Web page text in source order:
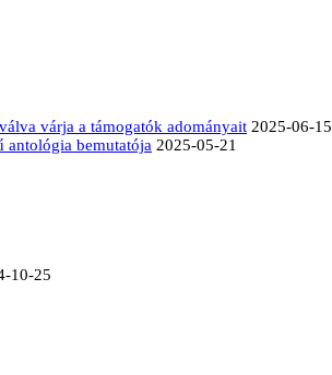
várja a támogatók adományait 2025-06-15
antológia bemutatója 2025-05-21
10-25